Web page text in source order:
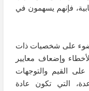
فإنهم يسهمون في
على شخصيات ذات
وإضعاف معايير
على القيم والتوجهات
التي تكون عادة